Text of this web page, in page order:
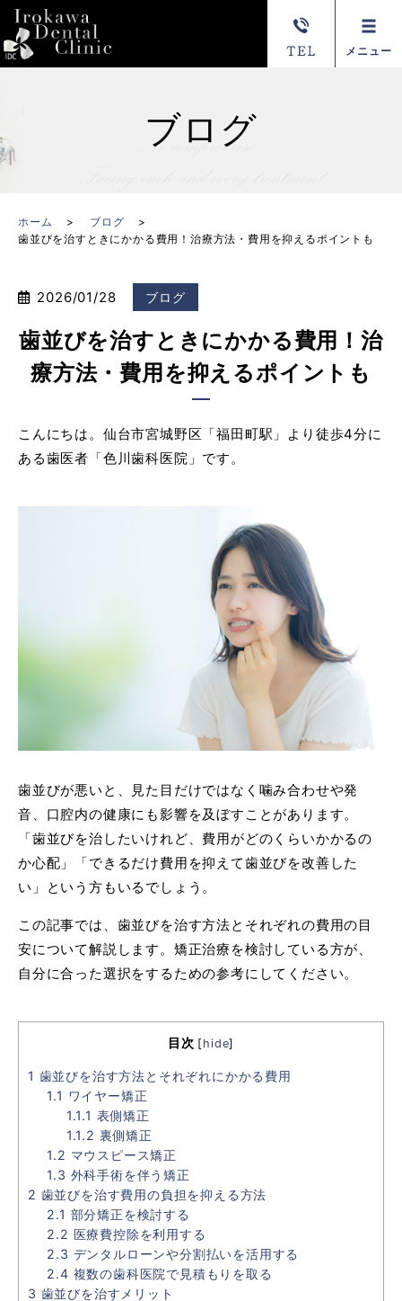
メニュー
ブログ
ホーム
ブログ
歯並びを治すときにかかる費用！治療方法・費用を抑えるポイントも
2026/01/28 ブログ
歯並びを治すときにかかる費用！治
療方法・費用を抑えるポイントも
こんにちは。仙台市宮城野区「福田町駅」より徒歩4分に
ある歯医者「色川歯科医院」です。
歯並びが悪いと、見た目だけではなく噛み合わせや発
音、口腔内の健康にも影響を及ぼすことがあります。
「歯並びを治したいけれど、費用がどのくらいかかるの
か心配」「できるだけ費用を抑えて歯並びを改善した
い」という方もいるでしょう。
この記事では、歯並びを治す方法とそれぞれの費用の目
安について解説します。矯正治療を検討している方が、
自分に合った選択をするための参考にしてください。
目次 [hide]
1 歯並びを治す方法とそれぞれにかかる費用
1.1 ワイヤー矯正
1.1.1 表側矯正
1.1.2 裏側矯正
1.2 マウスピース矯正
1.3 外科手術を伴う矯正
2 歯並びを治す費用の負担を抑える方法
2.1 部分矯正を検討する
2.2 医療費控除を利用する
2.3 デンタルローンや分割払いを活用する
2.4 複数の歯科医院で見積もりを取る
3 歯並びを治すメリット